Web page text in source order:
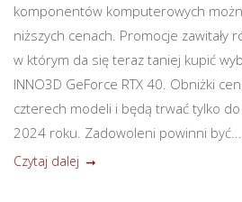
komponentów komputerowych
niższych cenach. Promocje zawitały
w którym da się teraz taniej kupić
INNO3D GeForce RTX 40. Obniżki
czterech modeli i będą trwać tylko
2024 roku. Zadowoleni powinni być...
Czytaj dalej